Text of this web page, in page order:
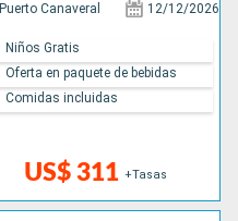
Puerto Canaveral 12/12/2026
US$ 311 +Tasas
Niños Gratis
Oferta en paquete de bebidas
Comidas incluidas